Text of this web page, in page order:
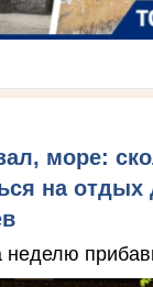
море:
на отдых
неделю